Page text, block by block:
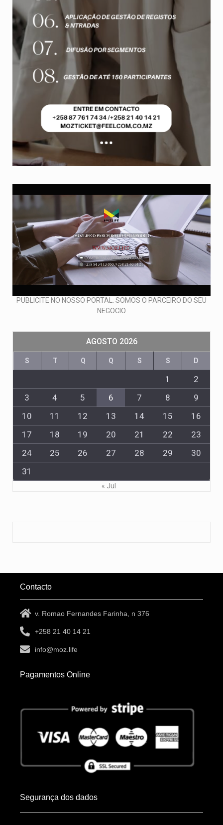
PUBLICITE NO NOSSO PORTAL: SOMOS O PARCEIRO DO SEU
NEGOCIO
AGOSTO 2026
S T Q Q S S D
1
2
3
4 5 6 7 8
9
10
11 12 13 14 15
16
17
18 19 20 21 22
23
24
25 26 27 28 29
30
31
« Jul
Contacto
v. Romao Fernandes Farinha, n 376
+258 21 40 14 21
info@moz.life
Pagamentos Online
Segurança dos dados